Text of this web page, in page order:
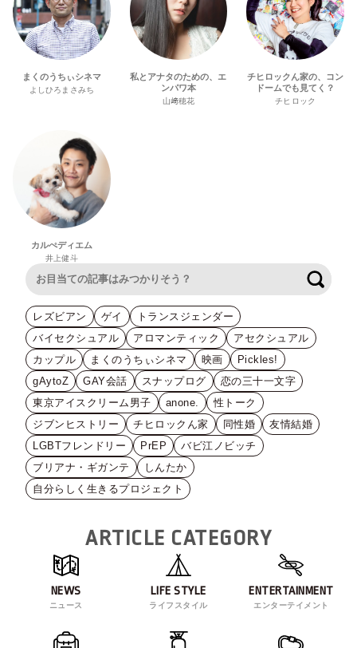
まくのうちぃシネマ
よしひろまさみち
私とアナタのための、エ
ンパワ本
山﨑穂花
チヒロックん家の、コン
ドームでも見てく？
チヒロック
カルぺディエム
井上健斗
レズビアン ゲイ
トランスジェンダー
バイセクシュアル
アロマンティック
アセクシュアル
カップル
まくのうちぃシネマ 映画
Pickles!
gAytoZ
GAY会話 スナップログ
恋の三十一文字
東京アイスクリーム男子
anone.
性トーク
ジブンヒストリー
チヒロックん家 同性婚
友情結婚
LGBTフレンドリー
PrEP
バビ江ノビッチ
ブリアナ・ギガンテ
しんたか
自分らしく生きるプロジェクト
ARTICLE CATEGORY
NEWS
ニュース
LIFE STYLE
ライフスタイル
ENTERTAINMENT
エンターテイメント